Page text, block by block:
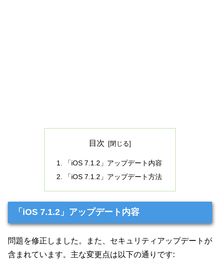
目次
「iOS 7.1.2」アップデート内容
「iOS 7.1.2」アップデート方法
「iOS 7.1.2」アップデート内容
問題を修正しました。また、セキュリティアップデートが
含まれています。主な変更点は以下の通りです: